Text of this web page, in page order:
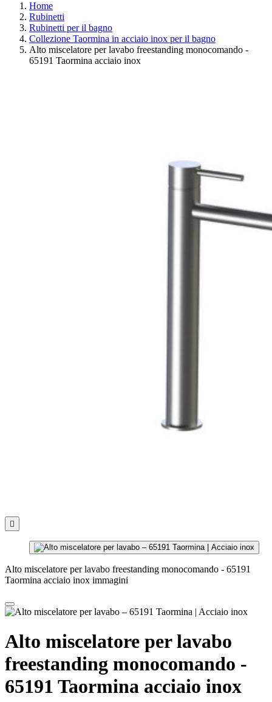
Home
Rubinetti
Rubinetti per il bagno
Collezione Taormina in acciaio inox per il bagno
Alto miscelatore per lavabo freestanding monocomando -
65191 Taormina acciaio inox

Alto miscelatore per lavabo freestanding monocomando - 65191
Taormina acciaio inox immagini
Alto miscelatore per lavabo
freestanding monocomando -
65191 Taormina acciaio inox